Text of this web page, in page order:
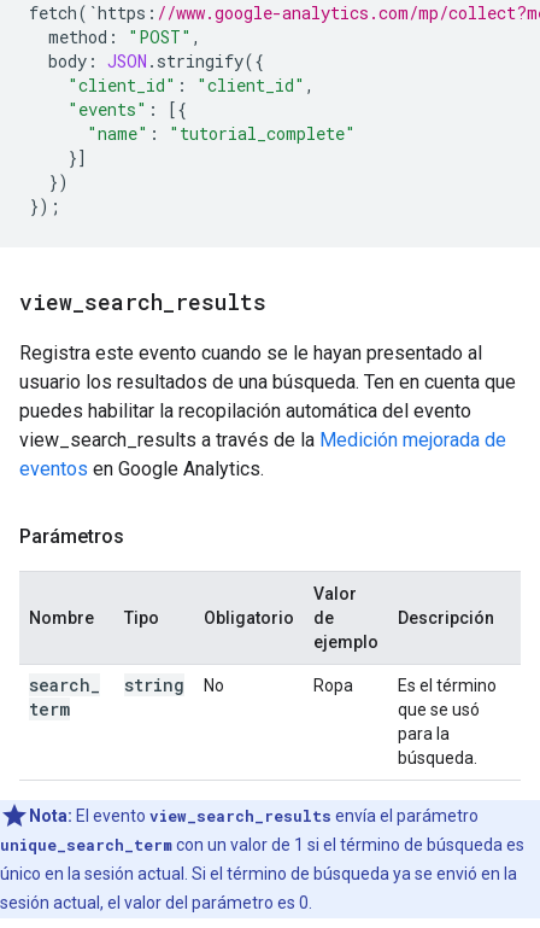
fetch( `https : //www.google-analytics.com/mp/
method : "POST" ,
body : JSON . stringify({
"client_id" : "client_id" ,
"events" :
[{
"name" :
"tutorial_complete"
}]
})
});
view search results
Registra este evento cuando se le hayan presentado al
usuario los resultados de una búsqueda. Ten en cuenta que
puedes habilitar la recopilación automática del evento
view_search_results a través de la Medición mejorada de
eventos en Google Analytics.
Parámetros
Nombre Tipo Obligatorio
Valor
de
ejemplo
Descripción
search
term
string No Ropa
Es el término
que se usó
para la
búsqueda.
Nota: El evento view_search_results envía el parámetro
unique_search_termcon un valor de 1 si el término de búsqueda es
único en la sesión actual. Si el término de búsqueda ya se envió en la
sesión actual, el valor del parámetro es 0.